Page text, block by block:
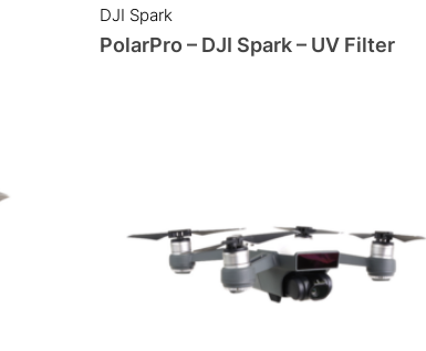
DJI Spark
PolarPro – DJI Spark – UV Filter